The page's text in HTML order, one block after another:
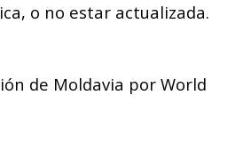
o no estar actualizada.
de Moldavia por World